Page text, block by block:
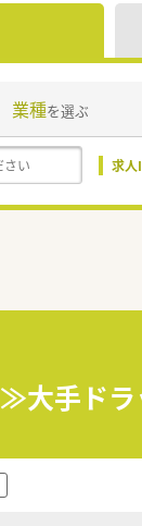
業種を選ぶ
求人
大手ド